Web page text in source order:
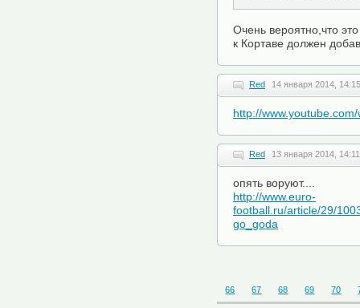
Очень вероятно,что
к Кортаве должен
Red 14 января 2014, 14:15
http://
Red 13 января 2014, 14:11
опять воруют....
http://www.euro-
football.ru/article/29/
go_goda
66 67 68 69 70